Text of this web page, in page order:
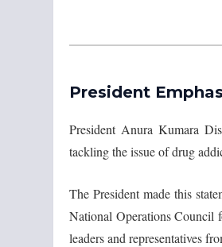
President
President Anura Kumara
tackling the issue of drug
The President made this
National Operations Council
leaders and representatives